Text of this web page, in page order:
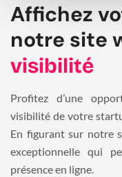
Affichez
notre site
visibilité
Profitez d’une
visibilité de votre
En figurant sur notre
exceptionnelle qui
présence en ligne.